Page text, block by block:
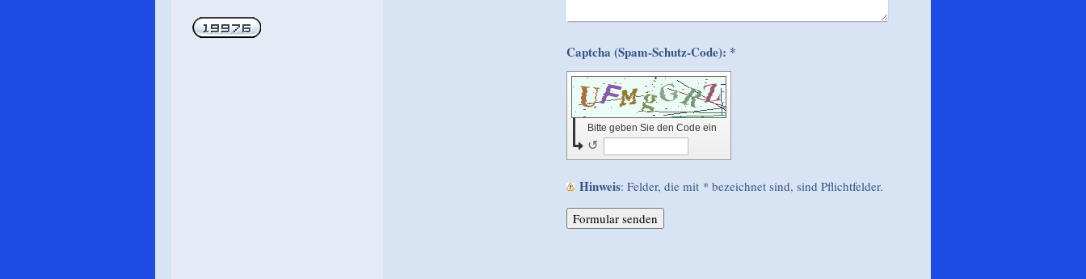
Captcha (Spam-Schutz-Code): *
Bitte geben Sie den Code ein
↺
Hinweis : Felder, die mit * bezeichnet sind, sind Pflichtfelder.